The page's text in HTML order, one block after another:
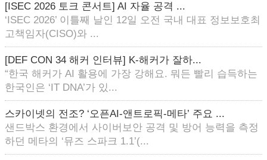
[ISEC 2026 토크 콘서트] AI 자율 공격 ...
‘ISEC 2026’ 이틀째 날인 12일 오전 국내 대표 정보보호최
고책임자(CISO)와 ...
[DEF CON 34 해커 인터뷰] K-해커가 잘하...
“한국 해커가 AI 활용에 가장 강해요. 뭐든 빨리 습득하는
한국인은 ‘IT DNA’가 있...
스카이넷의 전조? ‘오픈AI-앤트로픽-메타’ 주요 ...
샌드박스 환경에서 사이버보안 공격 및 방어 능력을 측정
하던 메타의 ‘뮤즈 스파크 1.1’(...